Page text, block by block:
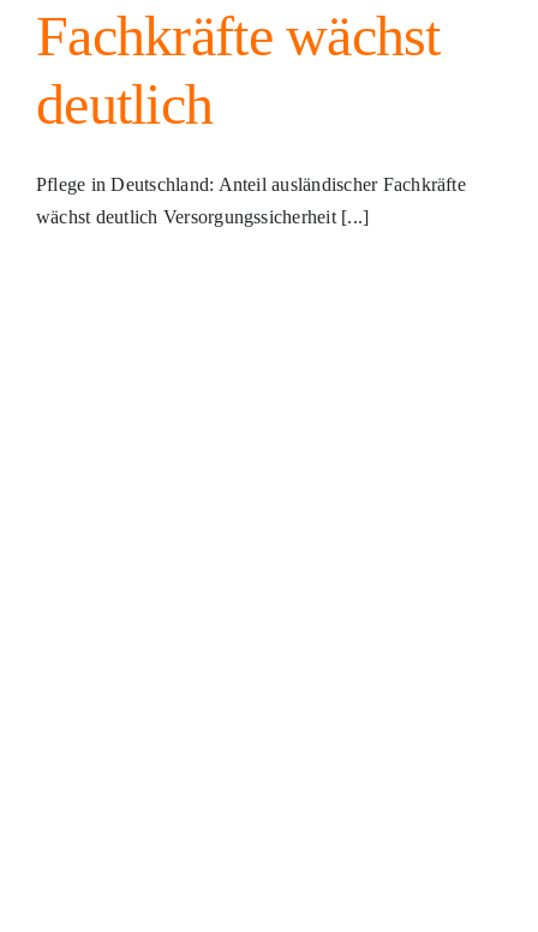
Fachkräfte wächst
deutlich
Pflege in Deutschland: Anteil ausländischer Fachkräfte
wächst deutlich Versorgungssicherheit [...]